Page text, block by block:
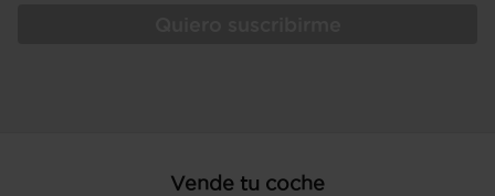
Vende tu coche